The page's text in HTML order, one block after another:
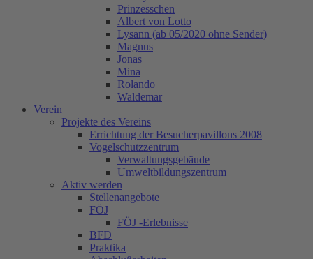
Prinzesschen
Albert von Lotto
Lysann (ab 05/2020 ohne Sender)
Magnus
Jonas
Mina
Rolando
Waldemar
Verein
Projekte des Vereins
Errichtung der Besucherpavillons 2008
Vogelschutzzentrum
Verwaltungsgebäude
Umweltbildungszentrum
Aktiv werden
Stellenangebote
FÖJ
FÖJ -Erlebnisse
BFD
Praktika